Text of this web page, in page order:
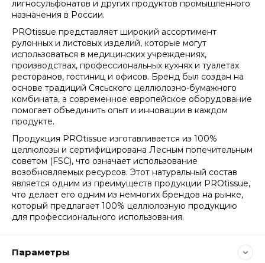
лигносульфонатов и других продуктов промышленного
назначения в России.
PROtissue представляет широкий ассортимент
рулонных и листовых изделий, которые могут
использоваться в медицинских учреждениях,
производствах, профессиональных кухнях и туалетах
ресторанов, гостиниц и офисов. Бренд был создан на
основе традиций Сясьского целлюлозно-бумажного
комбината, а современное европейское оборудование
помогает объединить опыт и инновации в каждом
продукте.
Продукция PROtissue изготавливается из 100%
целлюлозы и сертифицирована Лесным попечительным
советом (FSC), что означает использование
возобновляемых ресурсов. Этот натуральный состав
является одним из преимуществ продукции PROtissue,
что делает его одним из немногих брендов на рынке,
который предлагает 100% целлюлозную продукцию
для профессионального использования.
Параметры